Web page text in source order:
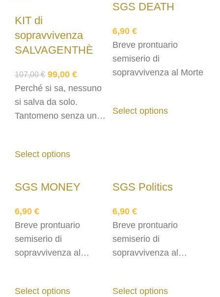
KIT di
sopravvivenza
SALVAGENTHÈ
107,00€ 99,00 €
Perché si sa, nessuno
si salva da solo.
Tantomeno senza un
Select options
SGS DEATH
6,90 €
Breve prontuario
semiserio di
sopravvivenza al Morte
Select options
SGS MONEY
6,90 €
Breve prontuario
semiserio di
sopravvivenza al
Select options
SGS Politics
6,90 €
Breve prontuario
semiserio di
sopravvivenza al
Select options